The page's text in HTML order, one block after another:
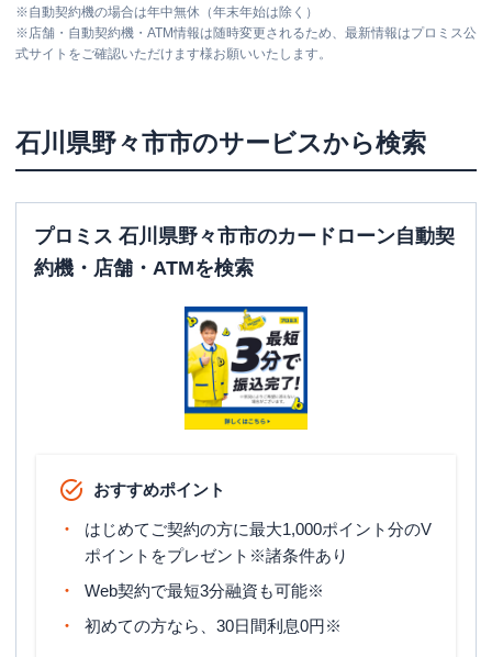
名称
アコム 【2026/6/25閉店】国道８号御経塚む
じんくんコーナー
日祝：09:00-21:00
ATM営業時間
土曜：24時間
日祝
：24時間
ATM 〇
〇
石川県野々市市御経塚３-６
プロミス 【2026/6/7閉店】御経塚自動契約
営業時間
土曜 ：
： 09:00-21:00
ATM営業時間
平日：07:00-24:00
日祝：07:00-24:00
※自動契約機の場合は年中無休（年末年始は除く）
※店舗・自動契約機・ATM情報は随時変更されるため、最新情報はプロミス公
式サイトをご確認いただけます様お願いいたします。
石川県野々市市のサービスから検索
プロミス 石川県野々市市のカードローン自動契
約機・店舗・ATMを検索
おすすめポイント
はじめてご契約の方に最大1,000ポイント分のV
ポイントをプレゼント※諸条件あり
Web契約で最短3分融資も可能※
初めての方なら、30日間利息0円※